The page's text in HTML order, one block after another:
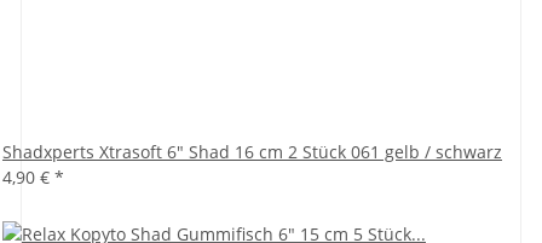
Shadxperts Xtrasoft 6" Shad 16 cm 2 Stück 061 gelb / schwarz
4,90 € *